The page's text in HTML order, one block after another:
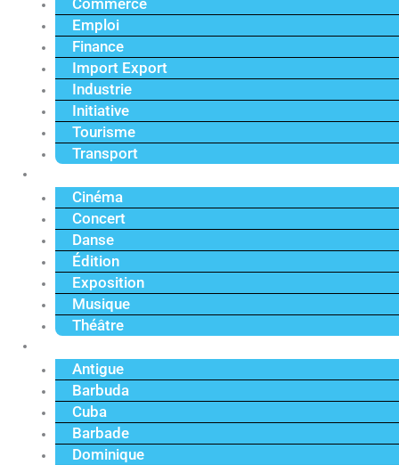
Commerce
Emploi
Finance
Import Export
Industrie
Initiative
Tourisme
Transport
Cinéma
Concert
Danse
Édition
Exposition
Musique
Théâtre
Antigue
Barbuda
Cuba
Barbade
Dominique